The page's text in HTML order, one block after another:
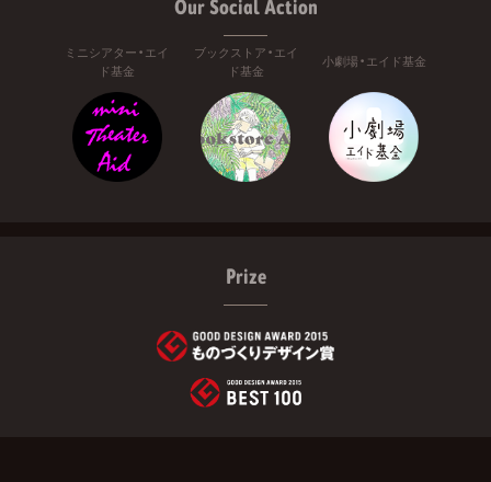
Our Social Action
ミニシアター・エイ
ド基金
ブックストア・エイ
ド基金
小劇場・エイド基金
Prize